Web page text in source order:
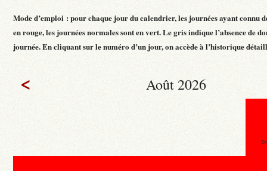
Mode d’emploi : pour chaque jour du calendrier, les journées ayant connu
en rouge, les journées normales sont en vert. Le gris indique l’absence de
journée. En cliquant sur le numéro d’un jour, on accède à l’historique
< Août 2026